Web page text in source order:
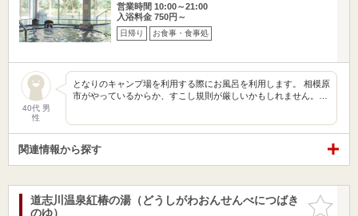
営業時間 10:00～21:00
入浴料金 750円～
日帰り お食事・食事処
40代 男
性
となりのキャンプ場を利用する際にお風呂を利用します。 相模原
市がやっているからか、すこし規則が厳しいかもしれません。…
関連情報から探す
お気に入
りに追加
道志川温泉紅椿の湯（どうしがわおんせんべにつばき
のゆ）